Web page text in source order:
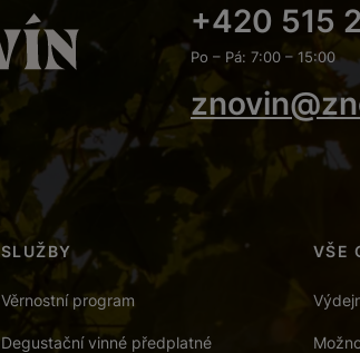
+420 515
Po – Pá: 7:00 – 15:00
SLUŽBY
Věrnostní program
Degustační vinné předplatné
VŠE